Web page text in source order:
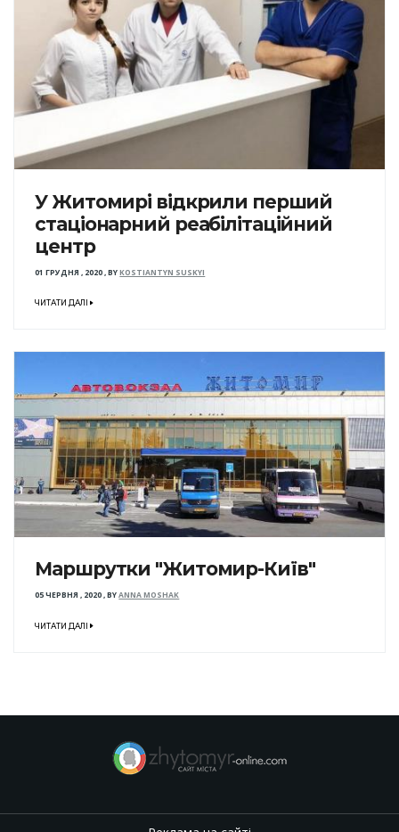
У Житомирі відкрили перший
стаціонарний реабілітаційний
центр
01 ГРУДНЯ , 2020,BYKOSTIANTYN SUSKYI
ЧИТАТИ ДАЛІ
Маршрутки "Житомир-Київ"
05 ЧЕРВНЯ , 2020,BYANNA MOSHAK
ЧИТАТИ ДАЛІ